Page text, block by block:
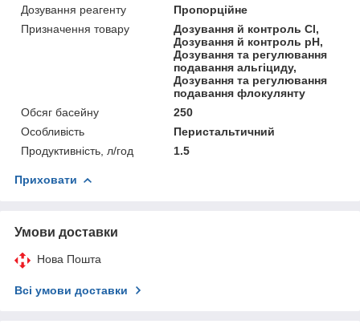
Дозування реагенту
Пропорційне
Призначення товару
Дозування й контроль Cl,
Дозування й контроль pH,
Дозування та регулювання
подавання альгіциду,
Дозування та регулювання
подавання флокулянту
Обсяг басейну
250
Особливість
Перистальтичний
Продуктивність, л/год
1.5
Приховати
Умови доставки
Нова Пошта
Всі умови доставки